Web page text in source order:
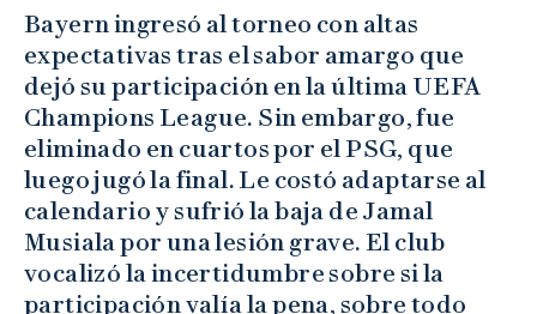
Bayern ingresó al torneo con altas
expectativas tras el sabor amargo que
dejó su participación en la última UEFA
Champions League. Sin embargo, fue
eliminado en cuartos por el PSG, que
luego jugó la final. Le costó adaptarse al
calendario y sufrió la baja de Jamal
Musiala por una lesión grave. El club
vocalizó la incertidumbre sobre si la
participación valía la pena, sobre todo